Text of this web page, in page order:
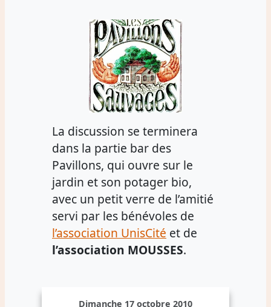
La discussion se terminera
dans la partie bar des
Pavillons, qui ouvre sur le
jardin et son potager bio,
avec un petit verre de l’amitié
servi par les bénévoles de
l’association UnisCité et de
l’association MOUSSES.
Dimanche 17 octobre 2010